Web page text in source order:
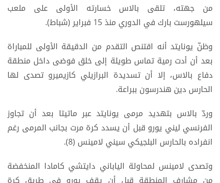
من جهته، تلقى بالاس خسارته الأولى على ملعب
سيلهورست بارك في الدوري منذ 15 فبراير (شباط).
وظنّ يونايتد أنه اقتنص التقدم من الدقيقة الأولى للمباراة
بعد أن أدت رمية تماس طويلة إلى خلق فوضى داخل منطقة
دفاع بالاس، إلا أن تسديدة البرازيلي كازيميرو تصدى لها
الحارس دين هندرسون ببراعة.
وردّ بالاس بتهديد مرمى يونايتد عبر ماتيتا بعد أن تجاوز
الفرنسي ليني يورو قبل أن يسدد كرة مرت بجانب المرمى رغم
انفراده بالحارس البلجيكي سيني لامينس (8).
وتصدى لامينس لمحاولة الياباني دايتشي كامادا المنخفضة